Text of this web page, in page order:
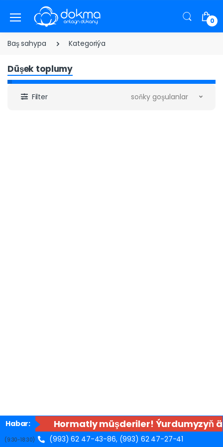
0
Baş sahypa Kategoriýa
Düşek toplumy
Filter soňky goşulanlar
(9:30-18:30) (993) 62 47-43-86, (993) 62 47-27-41
Habar: Hormatly müşderiler! Ýurdumyzyň